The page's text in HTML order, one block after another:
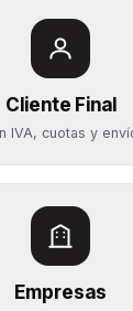
Cliente Final
IVA, cuotas y
Empresas
Categorías
Notebooks
y
Componentes
Almacenamiento
y Pantallas
Ayuda